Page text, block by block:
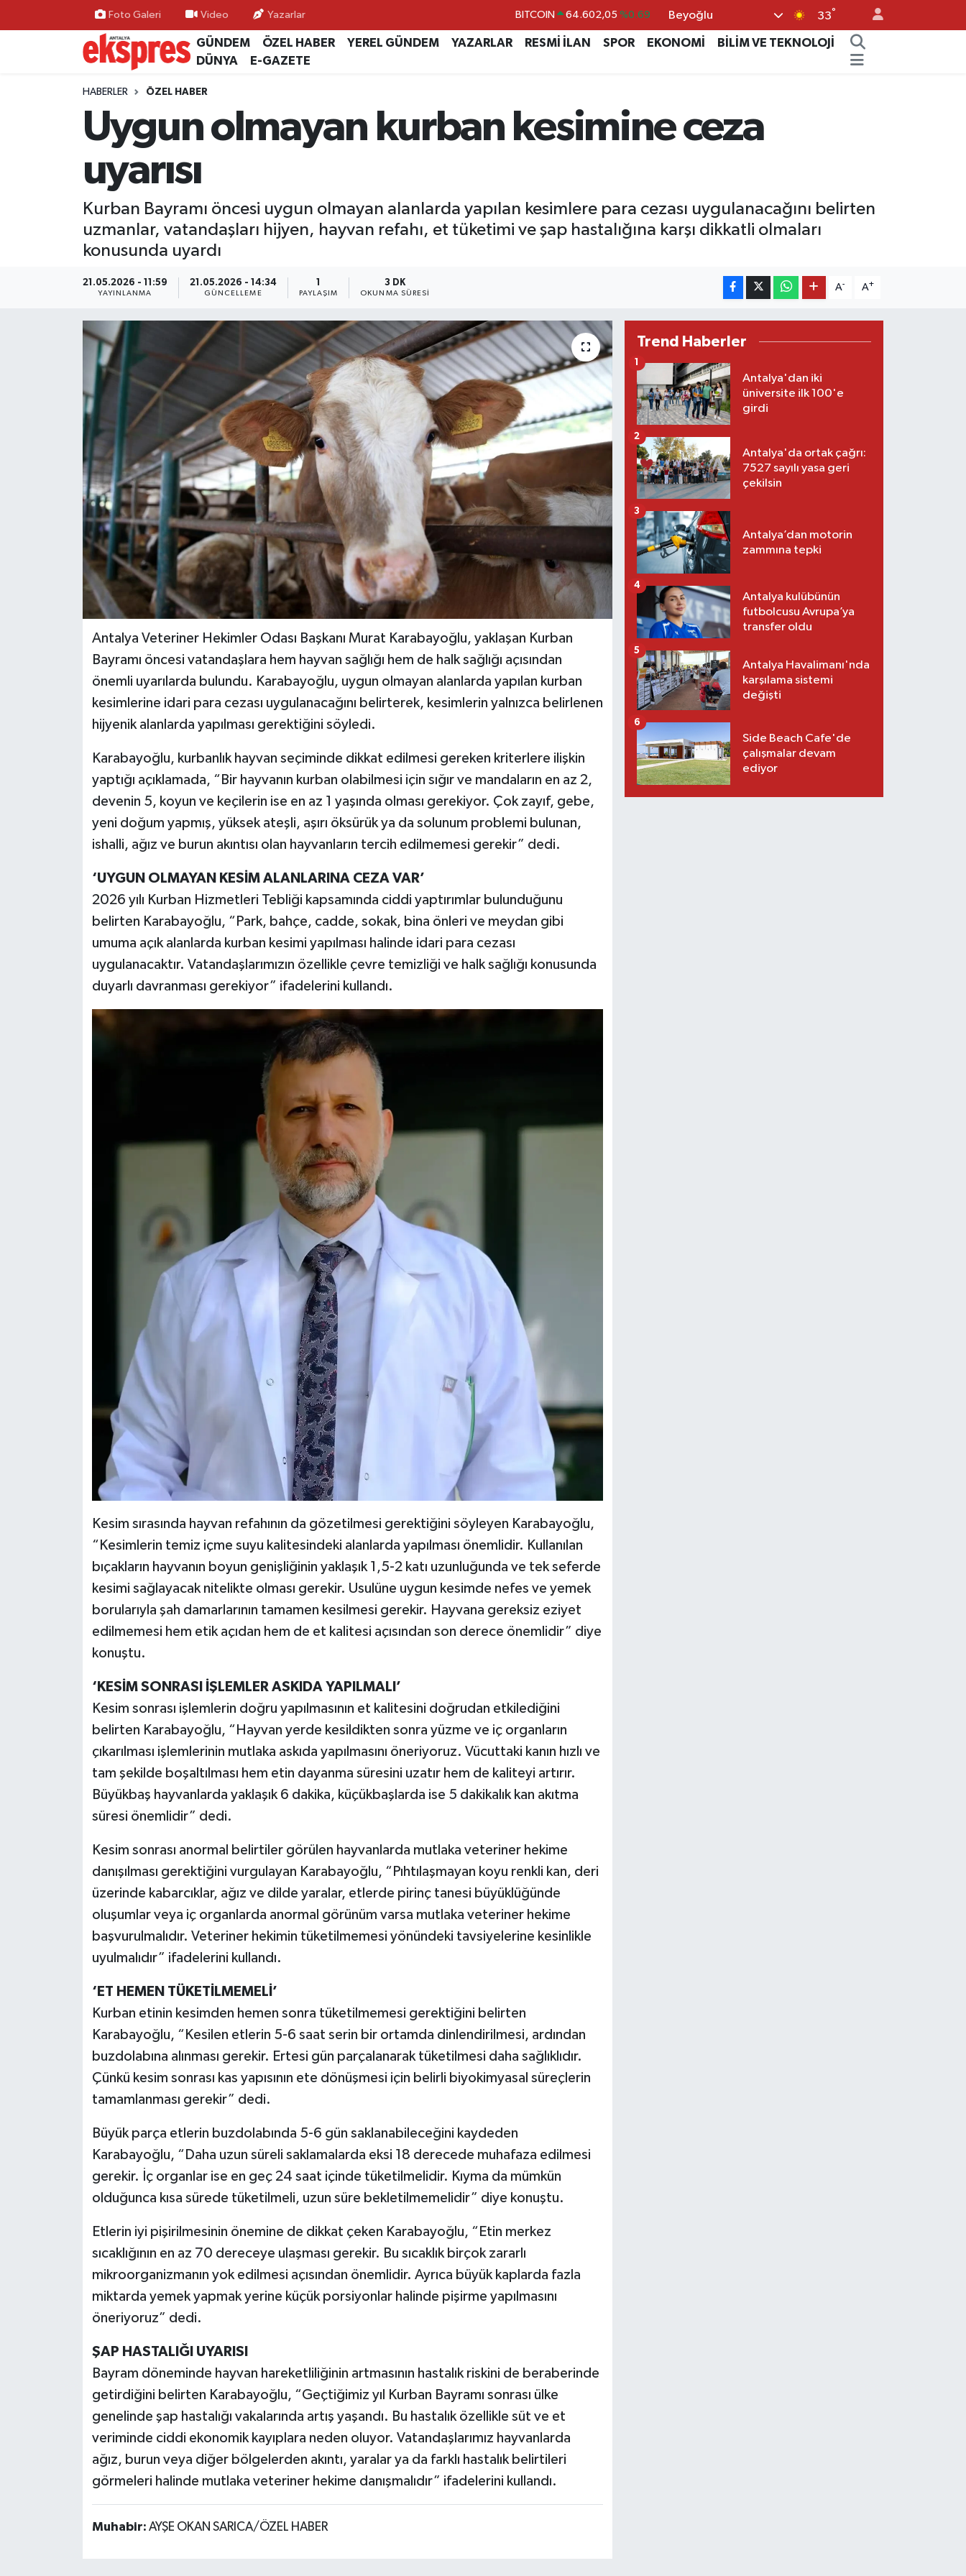
Foto Galeri Video Yazarlar DOLAR 47,5986 %0.06
EURO 55,0700 %0.1
BİST100 13.768 %48
BITCOIN 64.602,05
Beyoğlu 33°
GÜNDEM ÖZEL HABER YEREL GÜNDEM YAZARLAR RESMİ İLAN SPOR EKONOMİ
BİLİM VE TEKNOLOJİ
DÜNYA
E-GAZETE
HABERLER ÖZEL HABER
Uygun olmayan kurban kesimine ceza
uyarısı
Kurban Bayramı öncesi uygun olmayan alanlarda yapılan kesimlere para cezası uygulanacağını belirten
uzmanlar, vatandaşları hijyen, hayvan refahı, et tüketimi ve şap hastalığına karşı dikkatli olmaları
konusunda uyardı
21.05.2026 - 11:59
YAYINLANMA
21.05.2026 - 14:34
GÜNCELLEME
1
PAYLAŞIM
3 DK
OKUNMA SÜRESI
A- A+
Antalya Veteriner Hekimler Odası Başkanı Murat Karabayoğlu, yaklaşan Kurban
Bayramı öncesi vatandaşlara hem hayvan sağlığı hem de halk sağlığı açısından
önemli uyarılarda bulundu. Karabayoğlu, uygun olmayan alanlarda yapılan kurban
kesimlerine idari para cezası uygulanacağını belirterek, kesimlerin yalnızca belirlenen
hijyenik alanlarda yapılması gerektiğini söyledi.
Karabayoğlu, kurbanlık hayvan seçiminde dikkat edilmesi gereken kriterlere ilişkin
yaptığı açıklamada, “Bir hayvanın kurban olabilmesi için sığır ve mandaların en az 2,
devenin 5, koyun ve keçilerin ise en az 1 yaşında olması gerekiyor. Çok zayıf, gebe,
yeni doğum yapmış, yüksek ateşli, aşırı öksürük ya da solunum problemi bulunan,
ishalli, ağız ve burun akıntısı olan hayvanların tercih edilmemesi gerekir” dedi.
‘UYGUN OLMAYAN KESİM ALANLARINA CEZA VAR’
2026 yılı Kurban Hizmetleri Tebliği kapsamında ciddi yaptırımlar bulunduğunu
belirten Karabayoğlu, “Park, bahçe, cadde, sokak, bina önleri ve meydan gibi
umuma açık alanlarda kurban kesimi yapılması halinde idari para cezası
uygulanacaktır. Vatandaşlarımızın özellikle çevre temizliği ve halk sağlığı konusunda
duyarlı davranması gerekiyor” ifadelerini kullandı.
Kesim sırasında hayvan refahının da gözetilmesi gerektiğini söyleyen Karabayoğlu,
“Kesimlerin temiz içme suyu kalitesindeki alanlarda yapılması önemlidir. Kullanılan
bıçakların hayvanın boyun genişliğinin yaklaşık 1,5-2 katı uzunluğunda ve tek seferde
kesimi sağlayacak nitelikte olması gerekir. Usulüne uygun kesimde nefes ve yemek
borularıyla şah damarlarının tamamen kesilmesi gerekir. Hayvana gereksiz eziyet
edilmemesi hem etik açıdan hem de et kalitesi açısından son derece önemlidir” diye
konuştu.
‘KESİM SONRASI İŞLEMLER ASKIDA YAPILMALI’
Kesim sonrası işlemlerin doğru yapılmasının et kalitesini doğrudan etkilediğini
belirten Karabayoğlu, “Hayvan yerde kesildikten sonra yüzme ve iç organların
çıkarılması işlemlerinin mutlaka askıda yapılmasını öneriyoruz. Vücuttaki kanın hızlı ve
tam şekilde boşaltılması hem etin dayanma süresini uzatır hem de kaliteyi artırır.
Büyükbaş hayvanlarda yaklaşık 6 dakika, küçükbaşlarda ise 5 dakikalık kan akıtma
süresi önemlidir” dedi.
Kesim sonrası anormal belirtiler görülen hayvanlarda mutlaka veteriner hekime
danışılması gerektiğini vurgulayan Karabayoğlu, “Pıhtılaşmayan koyu renkli kan, deri
üzerinde kabarcıklar, ağız ve dilde yaralar, etlerde pirinç tanesi büyüklüğünde
oluşumlar veya iç organlarda anormal görünüm varsa mutlaka veteriner hekime
başvurulmalıdır. Veteriner hekimin tüketilmemesi yönündeki tavsiyelerine kesinlikle
uyulmalıdır” ifadelerini kullandı.
‘ET HEMEN TÜKETİLMEMELİ’
Kurban etinin kesimden hemen sonra tüketilmemesi gerektiğini belirten
Karabayoğlu, “Kesilen etlerin 5-6 saat serin bir ortamda dinlendirilmesi, ardından
buzdolabına alınması gerekir. Ertesi gün parçalanarak tüketilmesi daha sağlıklıdır.
Çünkü kesim sonrası kas yapısının ete dönüşmesi için belirli biyokimyasal süreçlerin
tamamlanması gerekir” dedi.
Büyük parça etlerin buzdolabında 5-6 gün saklanabileceğini kaydeden
Karabayoğlu, “Daha uzun süreli saklamalarda eksi 18 derecede muhafaza edilmesi
gerekir. İç organlar ise en geç 24 saat içinde tüketilmelidir. Kıyma da mümkün
olduğunca kısa sürede tüketilmeli, uzun süre bekletilmemelidir” diye konuştu.
Etlerin iyi pişirilmesinin önemine de dikkat çeken Karabayoğlu, “Etin merkez
sıcaklığının en az 70 dereceye ulaşması gerekir. Bu sıcaklık birçok zararlı
mikroorganizmanın yok edilmesi açısından önemlidir. Ayrıca büyük kaplarda fazla
miktarda yemek yapmak yerine küçük porsiyonlar halinde pişirme yapılmasını
öneriyoruz” dedi.
ŞAP HASTALIĞI UYARISI
Bayram döneminde hayvan hareketliliğinin artmasının hastalık riskini de beraberinde
getirdiğini belirten Karabayoğlu, “Geçtiğimiz yıl Kurban Bayramı sonrası ülke
genelinde şap hastalığı vakalarında artış yaşandı. Bu hastalık özellikle süt ve et
veriminde ciddi ekonomik kayıplara neden oluyor. Vatandaşlarımız hayvanlarda
ağız, burun veya diğer bölgelerden akıntı, yaralar ya da farklı hastalık belirtileri
görmeleri halinde mutlaka veteriner hekime danışmalıdır” ifadelerini kullandı.
Muhabir: AYŞE OKAN SARICA/ÖZEL HABER
Trend Haberler
Antalya'dan iki
üniversite ilk 100'e
girdi
1
Antalya'da ortak çağrı:
7527 sayılı yasa geri
çekilsin
2
Antalya’dan motorin
zammına tepki
3
Antalya kulübünün
futbolcusu Avrupa’ya
transfer oldu
4
Antalya Havalimanı'nda
karşılama sistemi
değişti
5
Side Beach Cafe'de
çalışmalar devam
ediyor
6
ÖZEL HABER
GÜNDEM
YEREL GÜNDEM
EKONOMİ
KÜLTÜR - SANAT
TURİZM
RÖPORTAJ
VİDEO HABERLER
YAZARLAR
RESMİ İLAN
MAGAZİN
Nöbetçi Eczaneler
Hava Durumu
Trafik Durumu
Süper Lig Puan Durumu ve Fikstür
Tüm Manşetler
Son Dakika Haberleri